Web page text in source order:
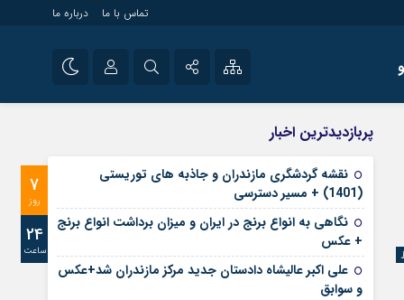
تماس با ما درباره ما
آپارات
رمز عبور
مرا به خاطر بسپار
راه اندازی سایت و
سایت های خبری و
پربازدیدترین اخبار
7
روز
24
ساعت
نقشه گردشگری مازندران و جاذبه های توریستی
(1401) + مسیر دسترسی
نگاهی به انواع برنج در ایران و میزان برداشت انواع برنج
+ عکس
علی‌ اکبر عالیشاه دادستان جدید مرکز مازندران شد+عکس
و سوابق